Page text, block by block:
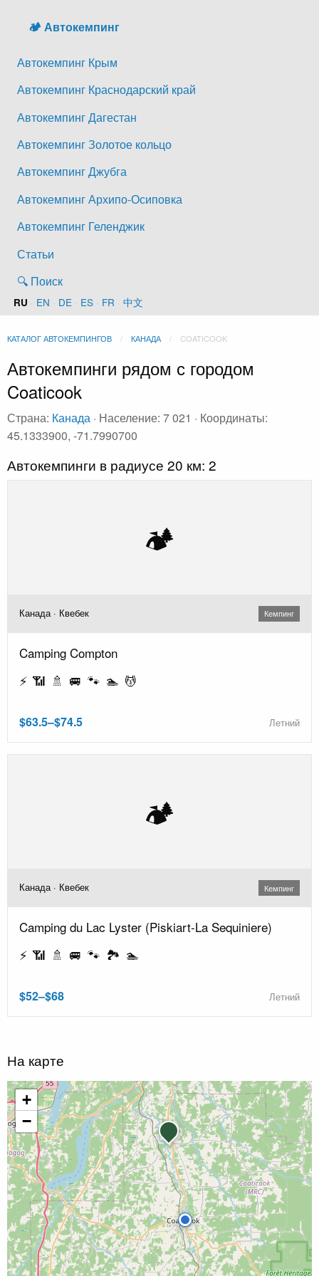
🏕️ Автокемпинг
Автокемпинг Крым
Автокемпинг Краснодарский край
Автокемпинг Дагестан
Автокемпинг Золотое кольцо
Автокемпинг Джубга
Автокемпинг Архипо-Осиповка
Автокемпинг Геленджик
Статьи
🔍 Поиск
RU · EN · DE · ES · FR · 中文
КАТАЛОГ АВТОКЕМПИНГОВ КАНАДА COATICOOK
Автокемпинги рядом с городом
Coaticook
Страна: Канада · Население: 7 021 · Координаты:
45.1333900, -71.7990700
Автокемпинги в радиусе 20 км: 2
🏕️
Канада · Квебек Кемпинг
Camping Compton
⚡ 📶 🚿 🚐 🐾 🏊 💆
$63.5–$74.5 Летний
🏕️
Канада · Квебек Кемпинг
Camping du Lac Lyster (Piskiart-La Sequiniere)
⚡ 📶 🚿 🚐 🐾 🏞️ 🏊
$52–$68 Летний
На карте
+
−